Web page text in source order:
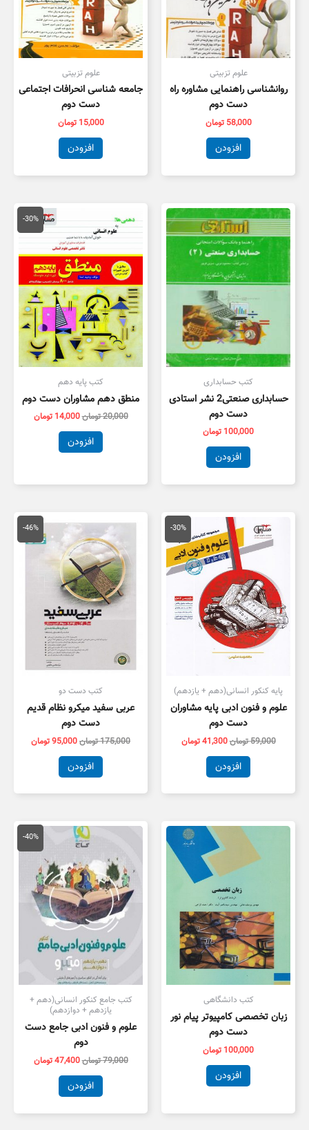
علوم تزبیتی
روانشناسی راهنمایی مشاوره راه
دست دوم
58,000 تومان
افزودن
علوم تزبیتی
جامعه شناسی انحرافات اجتماعی
دست دوم
15,000 تومان
افزودن
کتب حسابداری
حسابداری صنعتی2 نشر استادی
دست دوم
100,000 تومان
افزودن
-30%
کتب پایه دهم
منطق دهم مشاوران دست دوم
20,000تومان
20,000 تومان
بود.
14,000 تومان
قیمت
فعلی
افزودن
-30%
پایه کنکور انسانی(دهم + یازدهم)
علوم و فنون ادبی پایه مشاوران
دست دوم
59,000تومان
قیمت
اصلی
59,000 تومان
بود.
41,300تومان
قیمت
فعلی
است.
افزودن
-46%
کتب دست دو
عربی سفید میکرو نظام قدیم
دست دوم
175,000تومان
اصلی
175,000 تومان
بود.
95,000تومان
قیمت
فعلی
افزودن
کتب دانشگاهی
زبان تخصصی کامپیوتر پیام نور
دست دوم
100,000 تومان
افزودن
-40%
کتب جامع کنکور انسانی(دهم +
یازدهم + دوازدهم)
علوم و فنون ادبی جامع دست
دوم
79,000تومان
قیمت
اصلی
79,000 تومان
بود.
47,400تومان
قیمت
فعلی
افزودن